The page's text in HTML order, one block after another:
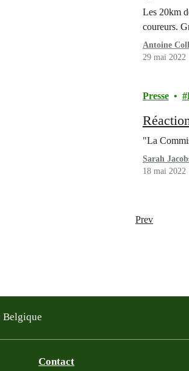
Les 20km
coureurs.
Antoine
29 mai 2022
Presse
"La
Sarah
18 mai 2022
Prev
Belgique
Contact